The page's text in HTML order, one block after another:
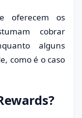
oferecem os
cobrar
alguns
como é o caso